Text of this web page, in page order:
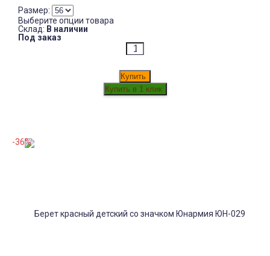
Размер:
Выберите опции товара
Склад: В наличии
Под заказ
Купить
-36%